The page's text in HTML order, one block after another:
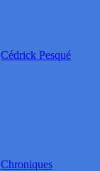
Cédrick Pesqué
Chroniques